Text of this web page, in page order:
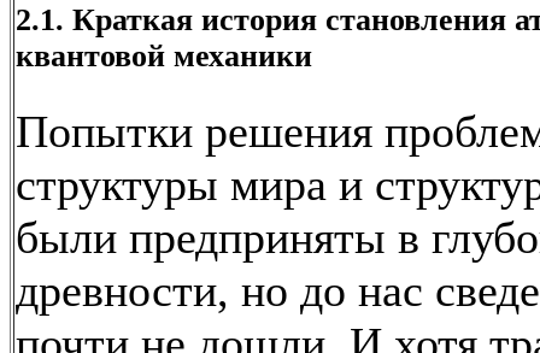
2.1. Краткая история становления
квантовой механики
Попытки решения
структуры мира и
были предприняты в
древности, но до нас